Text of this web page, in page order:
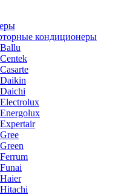
кондиционеры
Ballu
Centek
Casarte
Daikin
Daichi
Electrolux
Energolux
Expertair
Gree
Green
Ferrum
Funai
Haier
Hitachi